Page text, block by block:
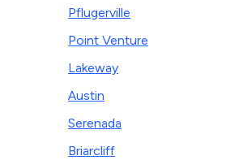
Pflugerville
Point Venture
Lakeway
Austin
Serenada
Briarcliff